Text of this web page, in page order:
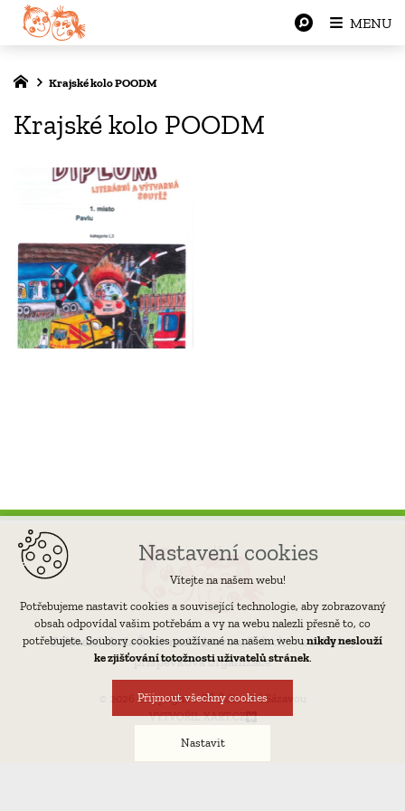
Krajské kolo POODM
Krajské kolo POODM
Základní škola Žďár nad Sázavou,Palachova 2189/35
příspěvková organizace
© 2026 Copyright 1. ZŠ Žďár nad Sázavou
VYTVOŘIL XART.CZ
MENU
Nastavení cookies
Vítejte na našem webu!
Potřebujeme nastavit cookies a související technologie, aby zobrazovaný
obsah odpovídal vašim potřebám a vy na webu nalezli přesně to, co
potřebujete. Soubory cookies používané na našem webu nikdy neslouží
ke zjišťování totožnosti uživatelů stránek.
Přijmout všechny cookies
Nastavit